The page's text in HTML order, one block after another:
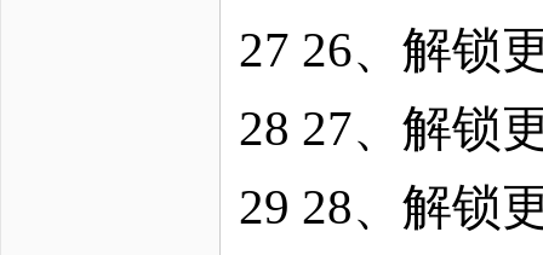
27 26、解锁
28 27、解锁
29 28、解锁